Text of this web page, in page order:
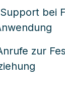
bei
zur